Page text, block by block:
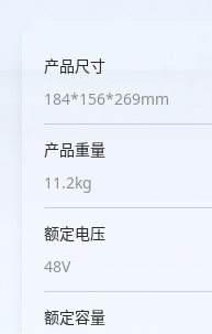
产品尺寸
175*158*290mm
产品重量
10.5kg
额定电压
48V
额定容量
产品尺寸
184*156*269mm
产品重量
11.2kg
额定电压
48V
额定容量
产品尺寸
216*165*325mm
产品重量
18.1kg
额定电压
76.8V
额定容量
产品尺寸
338*225*170mm
产品重量
17.5kg
额定电压
76.8V
额定容量